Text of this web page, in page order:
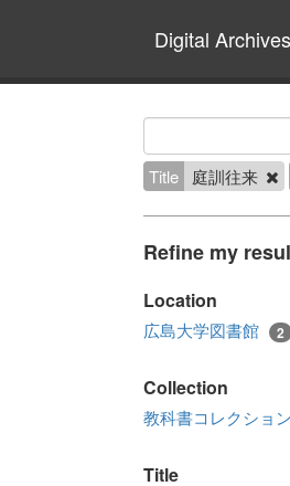
Digital
Title 庭訓往来
Refine my
Location
広島大学図書館 2
Collection
教科書コレクション
Title